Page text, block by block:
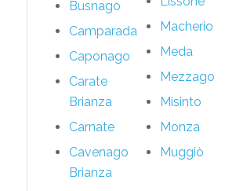
Busnago
Camparada
Caponago
Carate
Brianza
Carnate
Cavenago
Brianza
Macherio
Meda
Mezzago
Misinto
Monza
Muggiò